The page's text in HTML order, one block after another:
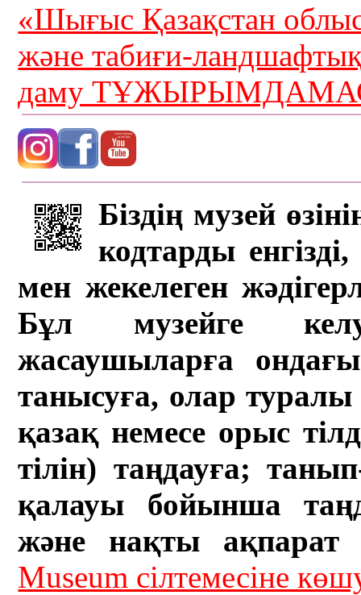
«Шығыс Қазақстан
және табиғи-
даму
Біздің музей
кодтарды
мен жекелеген
Бұл музейге
жасаушыларға
танысуға, олар туралы
қазақ немесе орыс
тілін) таңдауға;
қалауы бойынша
және нақты ақпарат
Museum сілтемесіне